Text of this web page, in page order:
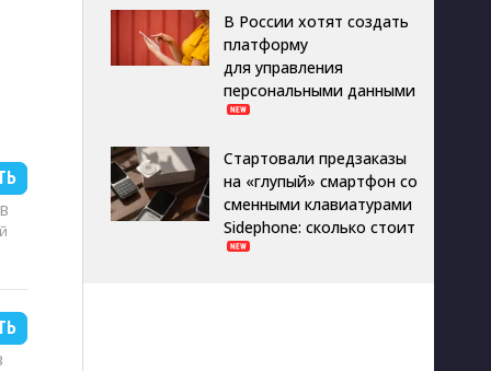
В России хотят создать
платформу
для управления
персональными данными
Стартовали предзаказы
на «глупый» смартфон со
сменными клавиатурами
Sidephone: сколько стоит